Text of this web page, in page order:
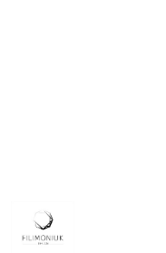
PRODUCENTA:
FILIMONIUK
DESIGN